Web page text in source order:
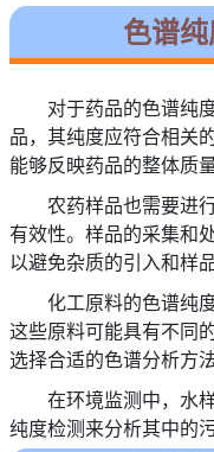
色谱
对于药品的色谱纯
品，其纯度应符合相关
能够反映药品的整体质量
农药样品也需要进
有效性。样品的采集和
以避免杂质的引入和样
化工原料的色谱纯
这些原料可能具有不同
选择合适的色谱分析方法
在环境监测中，水
纯度检测来分析其中的